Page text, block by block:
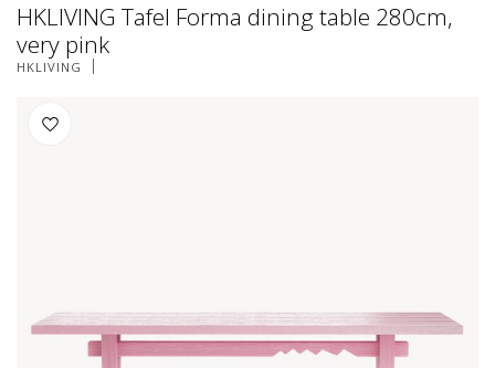
HKLIVING Tafel Forma dining table 280cm,
very pink
HKLIVING